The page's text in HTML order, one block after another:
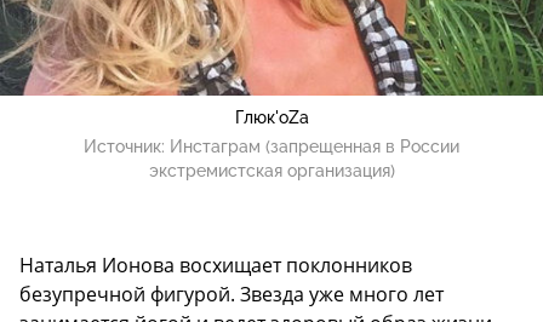
Глюк'oZа
Источник: Инстаграм (запрещенная в России
экстремистская организация)
Наталья Ионова восхищает поклонников
безупречной фигурой. Звезда уже много лет